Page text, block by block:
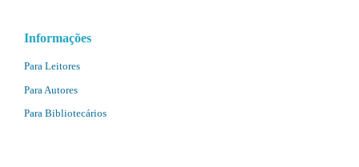
Informações
Para Leitores
Para Autores
Para Bibliotecários